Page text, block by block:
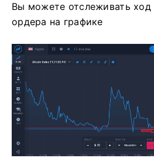
Вы можете отслеживать ход
ордера на графике